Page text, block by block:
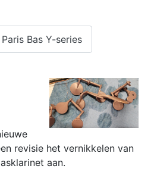
Bas Y-series
revisie het vernikkelen van
aan.